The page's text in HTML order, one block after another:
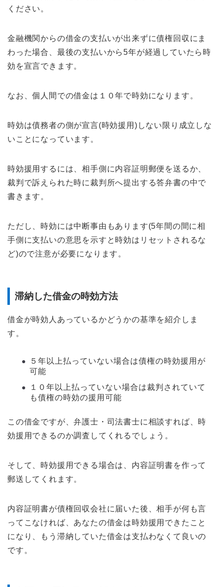
ください。
金融機関からの借金の支払いが出来ずに債権回収にま
わった場合、最後の支払いから5年が経過していたら時
効を宣言できます。
なお、個人間での借金は１０年で時効になります。
時効は債務者の側が宣言(時効援用)しない限り成立しな
いことになっています。
時効援用するには、相手側に内容証明郵便を送るか、
裁判で訴えられた時に裁判所へ提出する答弁書の中で
書きます。
ただし、時効には中断事由もあります(5年間の間に相
手側に支払いの意思を示すと時効はリセットされるな
ど)ので注意が必要になります。
滞納した借金の時効方法
借金が時効人あっているかどうかの基準を紹介しま
す。
５年以上払っていない場合は債権の時効援用が
可能
１０年以上払っていない場合は裁判されていて
も債権の時効の援用可能
この借金ですが、弁護士・司法書士に相談すれば、時
効援用できるのか調査してくれるでしょう。
そして、時効援用できる場合は、内容証明書を作って
郵送してくれます。
内容証明書が債権回収会社に届いた後、相手が何も言
ってこなければ、あなたの借金は時効援用できたこと
になり、もう滞納していた借金は支払わなくて良いの
です。